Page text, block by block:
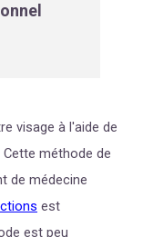
visage à l'aide de
Cette méthode de
de médecine
est
est peu